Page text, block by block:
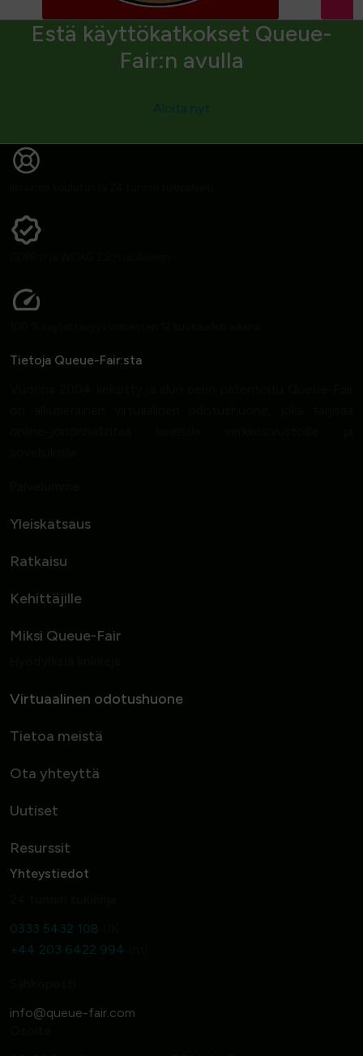
Estä käyttökatkokset Queue-
Fair:n avulla
Tietoja Queue-Fair:sta
Yleiskatsaus
Ratkaisu
Kehittäjille
Miksi Queue-Fair
Virtuaalinen odotushuone
Tietoa meistä
Ota yhteyttä
Uutiset
Resurssit
Yhteystiedot
0333 5432 108
+44 203 6422 994